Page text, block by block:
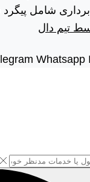
شامل
تیم دال
Whatsapp